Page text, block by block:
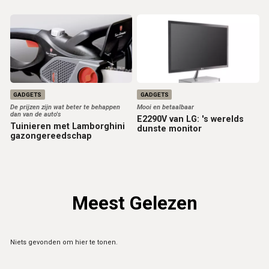
GADGETS
De prijzen zijn wat beter te behappen
dan van de auto's
Tuinieren met Lamborghini
gazongereedschap
GADGETS
Mooi en betaalbaar
E2290V van LG: 's werelds
dunste monitor
Meest Gelezen
Niets gevonden om hier te tonen.